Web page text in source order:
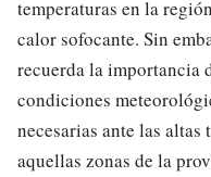
temperaturas en la
calor sofocante. Sin
recuerda la importancia
condiciones
necesarias ante las altas
aquellas zonas de la